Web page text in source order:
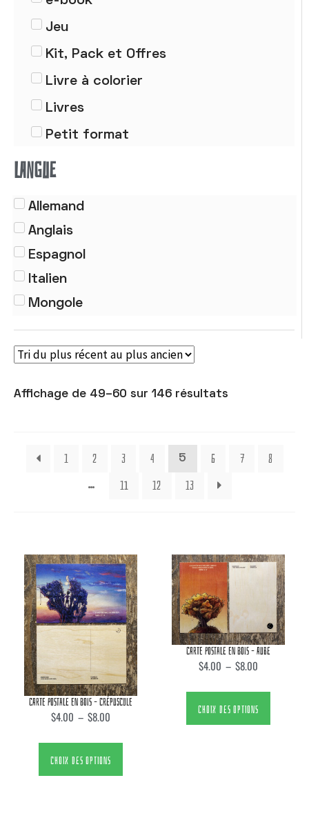
Jeu
Kit, Pack et Offres
Livre à colorier
Livres
Petit format
Poster
LANGUE
Allemand
Anglais
Espagnol
Italien
Mongole
Affichage de 49–60 sur 146 résultats
1 2 3 4 5 6 7 8
… 11 12 13
CARTE POSTALE EN BOIS – CRÉPUSCULE
$4.00 – $8.00
CHOIX DES OPTIONS
CARTE POSTALE EN BOIS – AUBE
$4.00 – $8.00
CHOIX DES OPTIONS